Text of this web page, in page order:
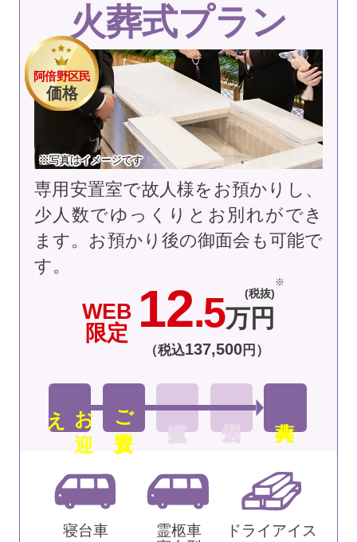
阿倍野区民
価格
※写真はイメージです
火葬式プラン
WEB
限定 12.5万円
(税抜)
（税込137,500円）
お
迎
え ご安置
専用安置室で故人様をお預かりし、
少人数でゆっくりとお別れができ
ます。お預かり後の御面会も可能で
す。
寝台車
霊柩車
ドライアイス